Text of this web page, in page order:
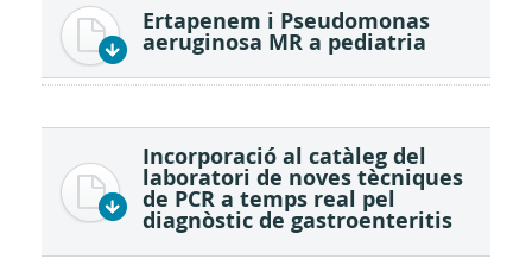
Ertapenem i Pseudomonas
aeruginosa MR a pediatria
Incorporació al catàleg del
laboratori de noves tècniques
de PCR a temps real pel
diagnòstic de gastroenteritis